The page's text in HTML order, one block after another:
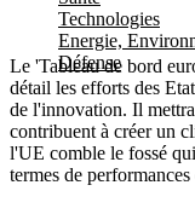
Technologies
Energie,
Défense
Le 'Tableau de bord
détail les efforts des
de l'innovation. Il
contribuent à créer un
l'UE comble le fossé
termes de